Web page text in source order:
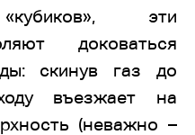
эти
доковаться
скинув газ до
въезжает на
(неважно –